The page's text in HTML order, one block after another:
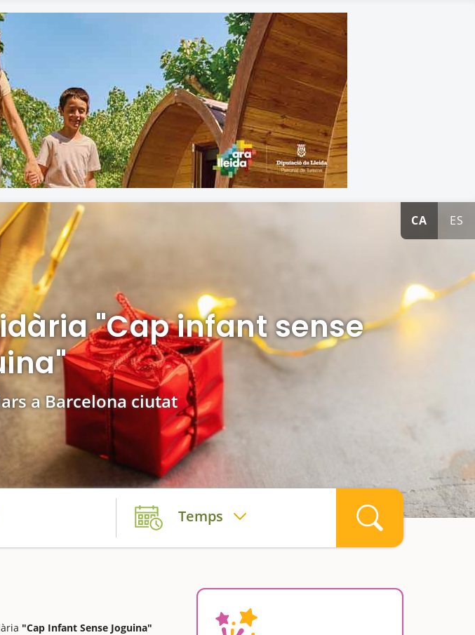
CA ES
"Cap infant sense
a Barcelona ciutat
Temps
"Cap Infant Sense Joguina"